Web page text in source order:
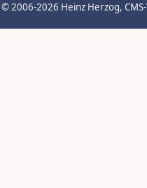
© 2006-2026 Heinz Herzog,